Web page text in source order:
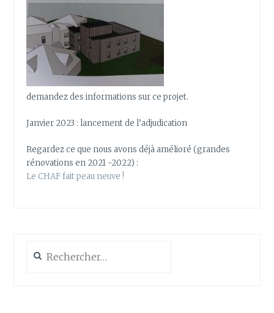
demandez des informations sur ce projet.
Janvier 2023 : lancement de l’adjudication
Regardez ce que nous avons déjà amélioré (grandes
rénovations en 2021 -2022) :
Le CHAF fait peau neuve !